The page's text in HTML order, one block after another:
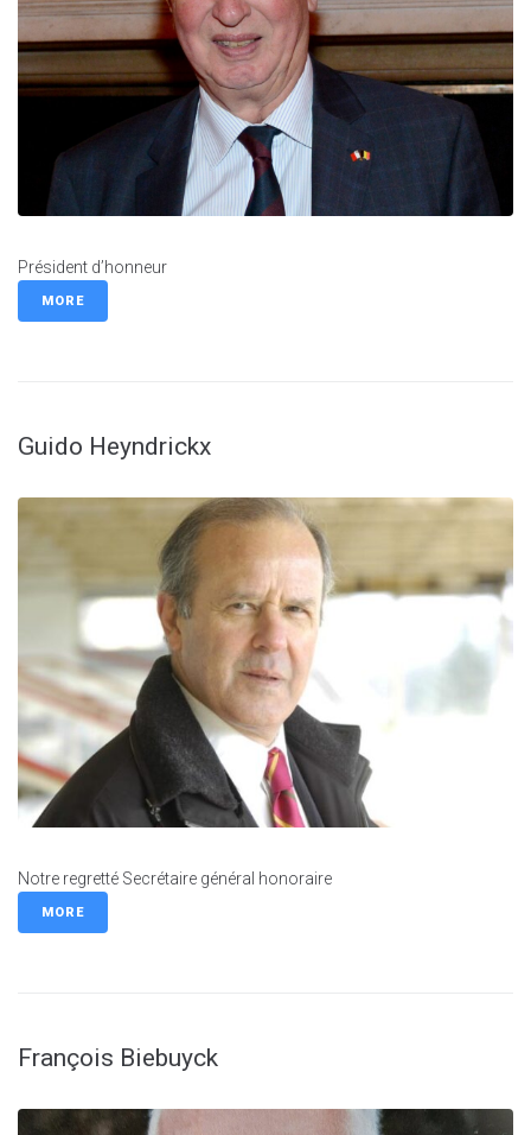
Président d’honneur
MORE
Guido Heyndrickx
Notre regretté Secrétaire général honoraire
MORE
François Biebuyck